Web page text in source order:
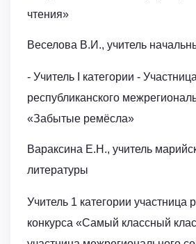
чтения»
Веселова В.И., учитель
- Учитель I категории - Участница
республиканского
«Забытые ремёсла»
Вараксина Е.Н., учитель
литературы
Учитель 1 категории участница
конкурса «Самый классный